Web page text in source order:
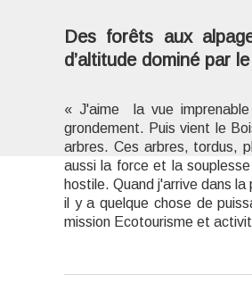
Des forêts aux
d’altitude dominé par
« J'aime la vue
grondement. Puis vient le
arbres. Ces arbres, tordus,
aussi la force et la
hostile. Quand j'arrive dans
il y a quelque chose de
mission Ecotourisme et